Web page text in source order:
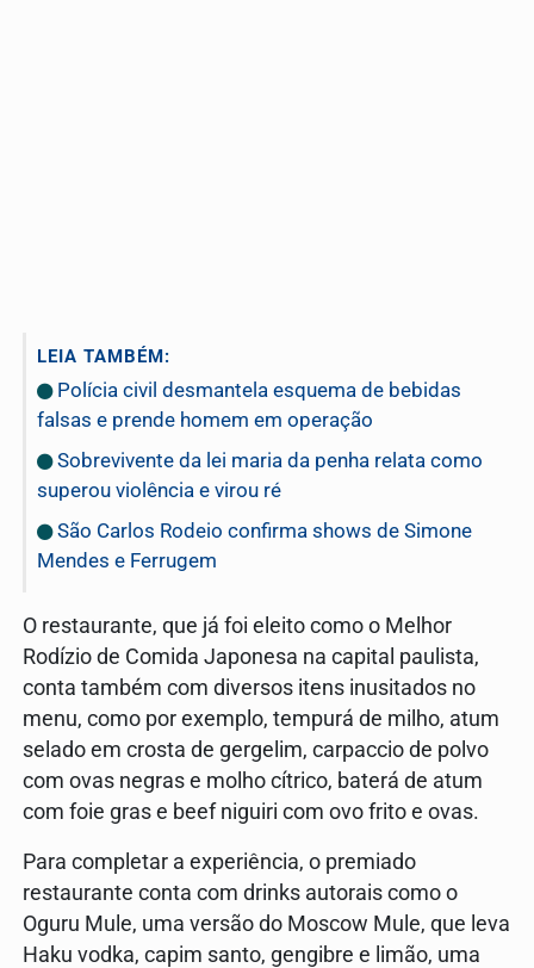
LEIA TAMBÉM:
Polícia civil desmantela esquema de bebidas
falsas e prende homem em operação
Sobrevivente da lei maria da penha relata como
superou violência e virou ré
São Carlos Rodeio confirma shows de Simone
Mendes e Ferrugem
O restaurante, que já foi eleito como o Melhor
Rodízio de Comida Japonesa na capital paulista,
conta também com diversos itens inusitados no
menu, como por exemplo, tempurá de milho, atum
selado em crosta de gergelim, carpaccio de polvo
com ovas negras e molho cítrico, baterá de atum
com foie gras e beef niguiri com ovo frito e ovas.
Para completar a experiência, o premiado
restaurante conta com drinks autorais como o
Oguru Mule, uma versão do Moscow Mule, que leva
Haku vodka, capim santo, gengibre e limão, uma